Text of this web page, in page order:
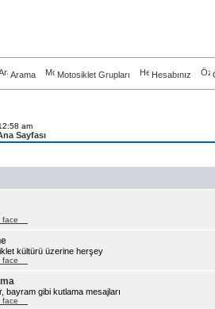
Arama Motosiklet Grupları Hesabınız
am
Sayfası
kültürü üzerine herşey
bayram gibi kutlama mesajları